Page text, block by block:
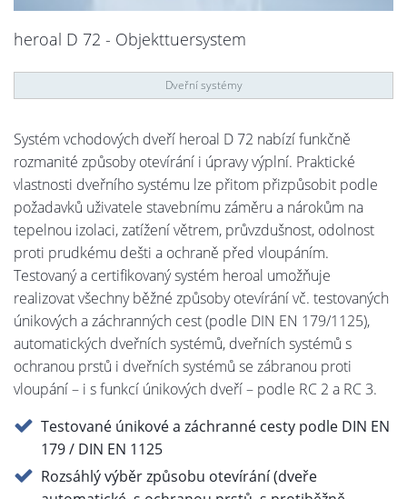
heroal D 72 - Objekttuersystem
Dveřní systémy
Systém vchodových dveří heroal D 72 nabízí funkčně
rozmanité způsoby otevírání i úpravy výplní. Praktické
vlastnosti dveřního systému lze přitom přizpůsobit podle
požadavků uživatele stavebnímu záměru a nárokům na
tepelnou izolaci, zatížení větrem, průvzdušnost, odolnost
proti prudkému dešti a ochraně před vloupáním.
Testovaný a certifikovaný systém heroal umožňuje
realizovat všechny běžné způsoby otevírání vč. testovaných
únikových a záchranných cest (podle DIN EN 179/1125),
automatických dveřních systémů, dveřních systémů s
ochranou prstů i dveřních systémů se zábranou proti
vloupání – i s funkcí únikových dveří – podle RC 2 a RC 3.
Testované únikové a záchranné cesty podle DIN EN
179 / DIN EN 1125
Rozsáhlý výběr způsobu otevírání (dveře